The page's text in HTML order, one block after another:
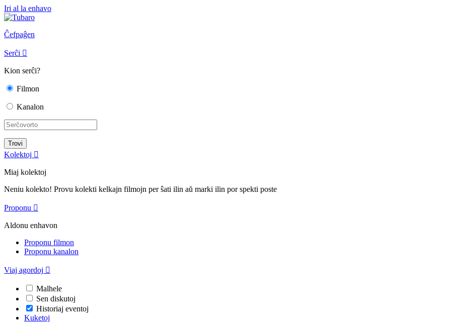
Iri al la enhavo
Ĉefpaĝen
Serĉi 
Kion serĉi?
Filmon
Kanalon
Kolektoj 
Miaj kolektoj
Neniu kolekto! Provu kolekti kelkajn filmojn per ŝati ilin aŭ marki ilin por spekti poste
Proponu 
Aldonu enhavon
Proponu filmon
Proponu kanalon
Viaj agordoj 
Malhele
Sen diskutoj
Historiaj eventoj
Kuketoj